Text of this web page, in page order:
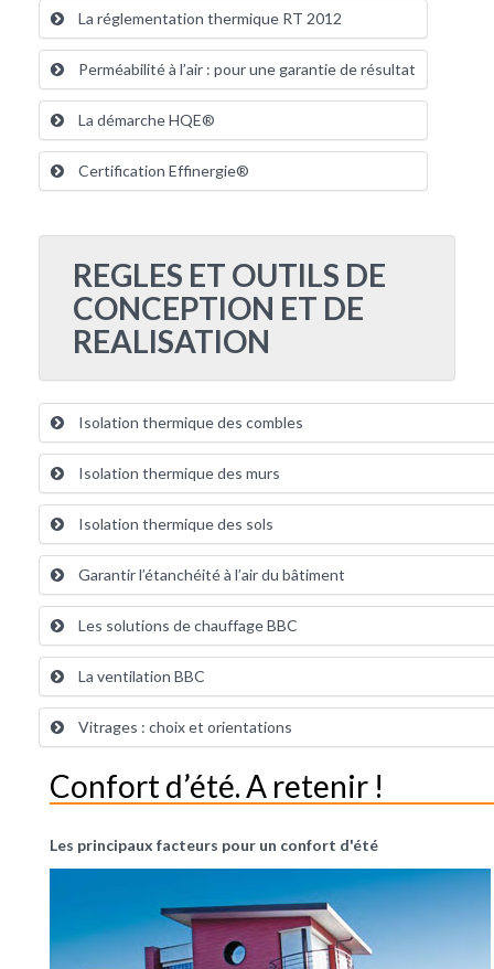
La réglementation thermique RT 2012
Perméabilité à l’air : pour une garantie de résultat
La démarche HQE®
Certification Effinergie®
REGLES ET OUTILS DE
CONCEPTION ET DE
REALISATION
Isolation thermique des combles
Isolation thermique des murs
Isolation thermique des sols
Garantir l’étanchéité à l’air du bâtiment
Les solutions de chauffage BBC
La ventilation BBC
Vitrages : choix et orientations
Confort d’été. A retenir !
Les principaux facteurs pour un confort d'été